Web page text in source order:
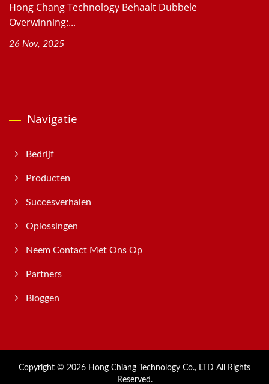
Hong Chang Technology Behaalt Dubbele
Overwinning:...
26 Nov, 2025
Navigatie
Bedrijf
Producten
Succesverhalen
Oplossingen
Neem Contact Met Ons Op
Partners
Bloggen
Copyright © 2026 Hong Chiang Technology Co., LTD All Rights
Reserved.